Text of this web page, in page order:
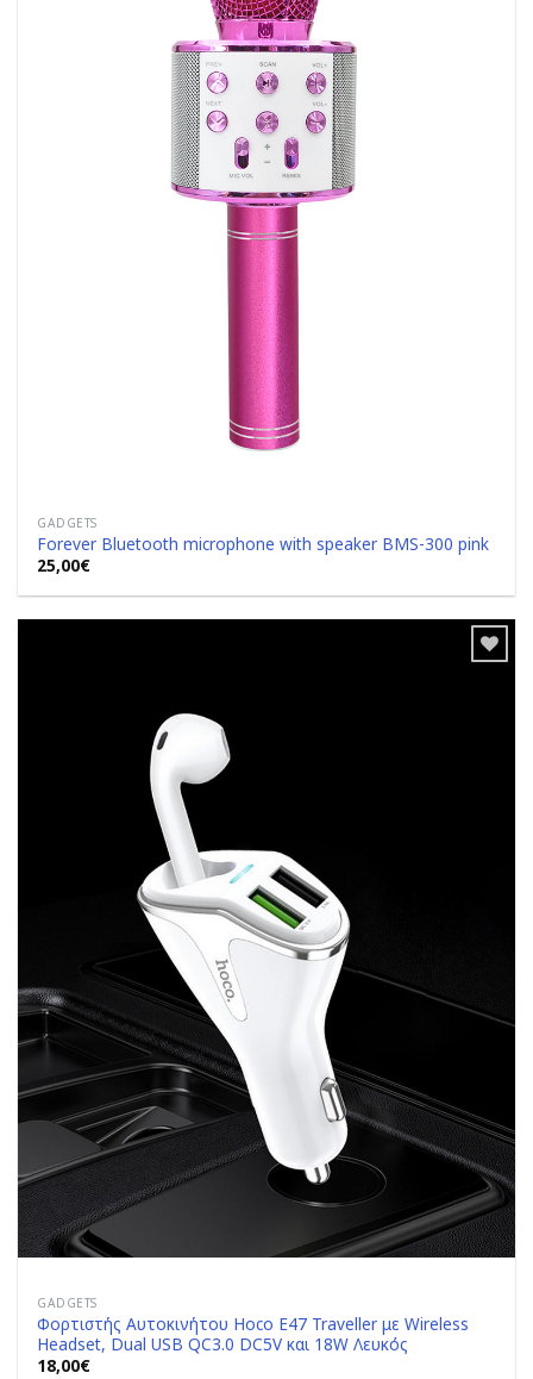
GADGETS
Forever Bluetooth microphone with speaker BMS-300 pink
25,00€
GADGETS
Φορτιστής Αυτοκινήτου Hoco E47 Traveller με Wireless
Headset, Dual USB QC3.0 DC5V και 18W Λευκός
18,00€